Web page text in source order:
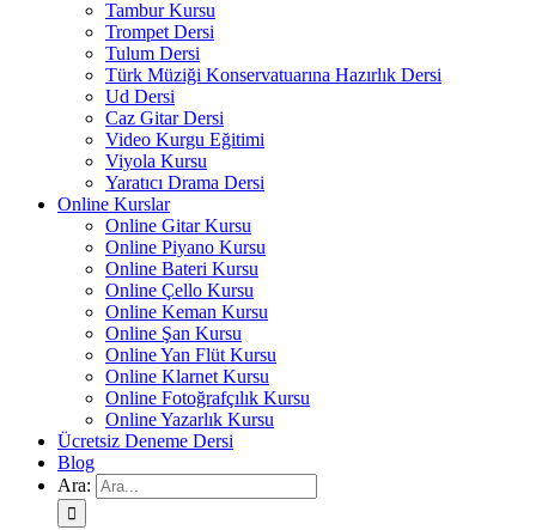
Tambur Kursu
Trompet Dersi
Tulum Dersi
Türk Müziği Konservatuarına Hazırlık Dersi
Ud Dersi
Caz Gitar Dersi
Video Kurgu Eğitimi
Viyola Kursu
Yaratıcı Drama Dersi
Online Kurslar
Online Gitar Kursu
Online Piyano Kursu
Online Bateri Kursu
Online Çello Kursu
Online Keman Kursu
Online Şan Kursu
Online Yan Flüt Kursu
Online Klarnet Kursu
Online Fotoğrafçılık Kursu
Online Yazarlık Kursu
Ücretsiz Deneme Dersi
Blog
Ara: